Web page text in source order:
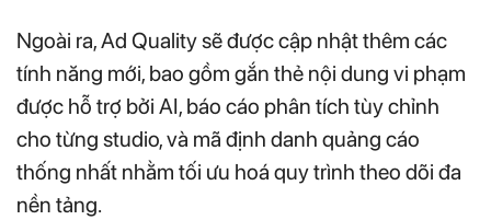
Ngoài ra, Ad Quality sẽ được cập nhật thêm các
tính năng mới, bao gồm gắn thẻ nội dung vi phạm
được hỗ trợ bởi AI, báo cáo phân tích tùy chỉnh
cho từng studio, và mã định danh quảng cáo
thống nhất nhằm tối ưu hoá quy trình theo dõi đa
nền tảng.